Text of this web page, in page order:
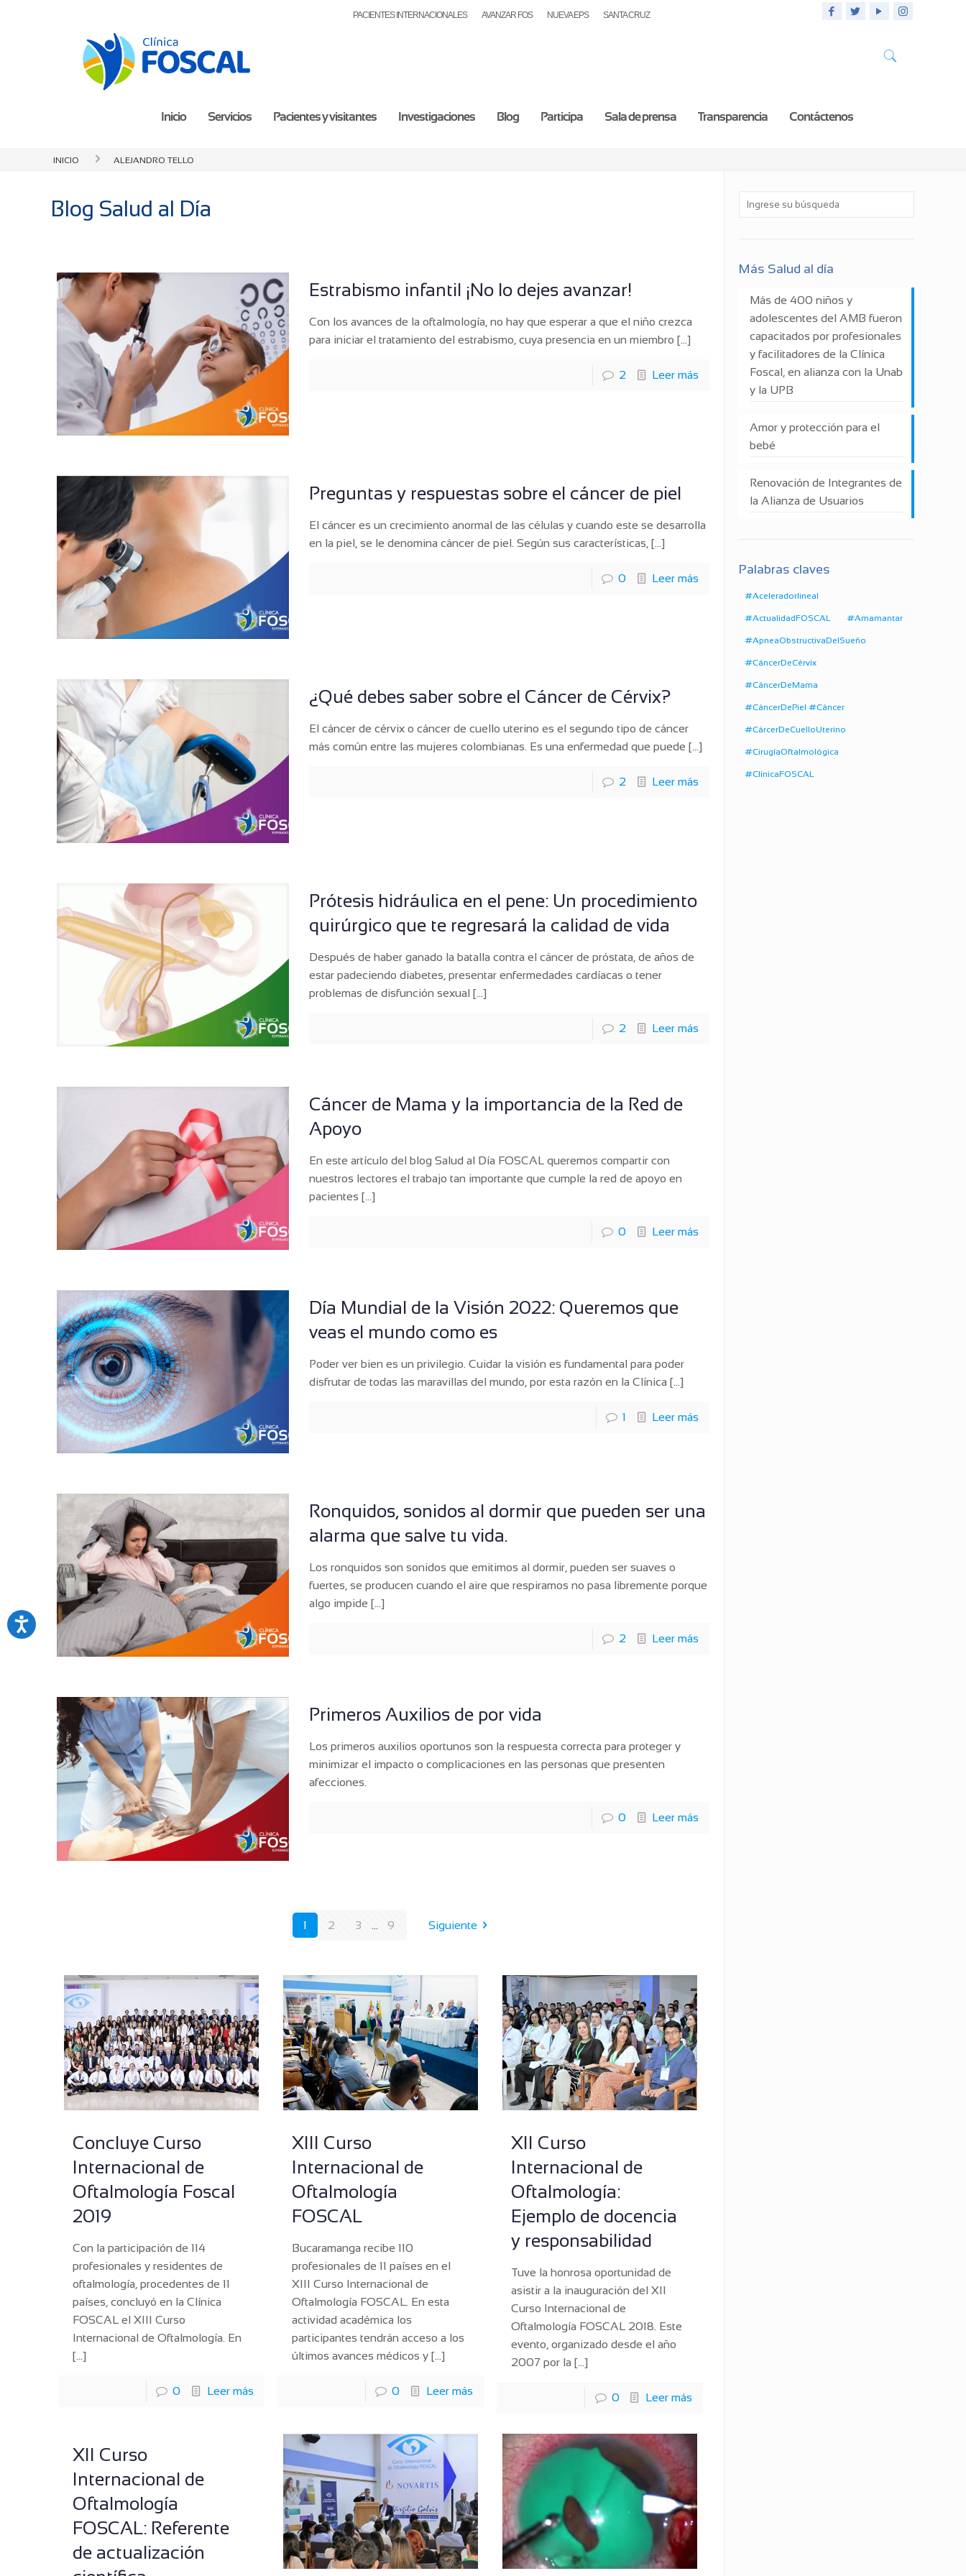
PACIENTES INTERNACIONALES AVANZAR FOS NUEVA EPS SANTA CRUZ
Inicio Servicios Pacientes y visitantes Investigaciones Blog Participa Sala de prensa Transparencia Contáctenos
Inicio Alejandro Tello
Blog Salud al Día
Estrabismo infantil ¡No lo dejes avanzar!
Con los avances de la oftalmología, no hay que esperar a que el niño crezca
para iniciar el tratamiento del estrabismo, cuya presencia en un miembro […]
2 Leer más
Preguntas y respuestas sobre el cáncer de piel
El cáncer es un crecimiento anormal de las células y cuando este se desarrolla
en la piel, se le denomina cáncer de piel. Según sus características, […]
0 Leer más
¿Qué debes saber sobre el Cáncer de Cérvix?
El cáncer de cérvix o cáncer de cuello uterino es el segundo tipo de cáncer
más común entre las mujeres colombianas. Es una enfermedad que puede […]
2 Leer más
Prótesis hidráulica en el pene: Un procedimiento
quirúrgico que te regresará la calidad de vida
Después de haber ganado la batalla contra el cáncer de próstata, de años de
estar padeciendo diabetes, presentar enfermedades cardíacas o tener
problemas de disfunción sexual […]
2 Leer más
Cáncer de Mama y la importancia de la Red de
Apoyo
En este artículo del blog Salud al Día FOSCAL queremos compartir con
nuestros lectores el trabajo tan importante que cumple la red de apoyo en
pacientes […]
0 Leer más
Día Mundial de la Visión 2022: Queremos que
veas el mundo como es
Poder ver bien es un privilegio. Cuidar la visión es fundamental para poder
disfrutar de todas las maravillas del mundo, por esta razón en la Clínica […]
1 Leer más
Ronquidos, sonidos al dormir que pueden ser una
alarma que salve tu vida.
Los ronquidos son sonidos que emitimos al dormir, pueden ser suaves o
fuertes, se producen cuando el aire que respiramos no pasa libremente porque
algo impide […]
2 Leer más
Primeros Auxilios de por vida
Los primeros auxilios oportunos son la respuesta correcta para proteger y
minimizar el impacto o complicaciones en las personas que presenten
afecciones.
0 Leer más
1 2 3 ... 9 Siguiente
Concluye Curso
Internacional de
Oftalmología Foscal
2019
Con la participación de 114
profesionales y residentes de
oftalmología, procedentes de 11
países, concluyó en la Clínica
FOSCAL el XIII Curso
Internacional de Oftalmología. En
[…]
0 Leer más
XIII Curso
Internacional de
Oftalmología
FOSCAL
Bucaramanga recibe 110
profesionales de 11 países en el
XIII Curso Internacional de
Oftalmología FOSCAL. En esta
actividad académica los
participantes tendrán acceso a los
últimos avances médicos y[…]
0 Leer más
XII Curso
Internacional de
Oftalmología:
Ejemplo de docencia
y responsabilidad
Tuve la honrosa oportunidad de
asistir a la inauguración del XII
Curso Internacional de
Oftalmología FOSCAL 2018. Este
evento, organizado desde el año
2007 por la […]
0 Leer más
XII Curso
Internacional de
Oftalmología
FOSCAL: Referente
de actualización
Más Salud al día
Más de 400 niños y
adolescentes del AMB fueron
capacitados por profesionales
y facilitadores de la Clínica
Foscal, en alianza con la Unab
y la UPB
Amor y protección para el
bebé
Renovación de Integrantes de
la Alianza de Usuarios
Palabras claves
#Aceleradorlineal
#ActualidadFOSCAL #Amamantar
#ApneaObstructivaDelSueño
#CáncerDeCérvix
#CáncerDeMama
#CáncerDePiel #Cáncer
#CárcerDeCuelloUterino
#CirugíaOftalmológica
#ClínicaFOSCAL